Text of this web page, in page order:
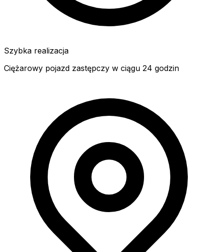
Szybka realizacja
Ciężarowy pojazd zastępczy w ciągu 24 godzin